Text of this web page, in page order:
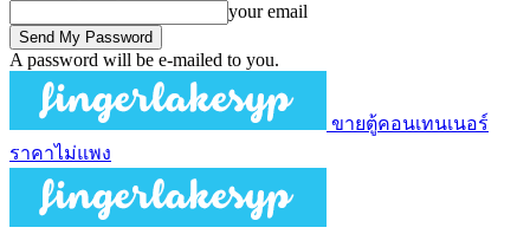
your email
A password will be e-mailed to you.
ขายตู้คอนเทนเนอร์
ราคาไม่แพง